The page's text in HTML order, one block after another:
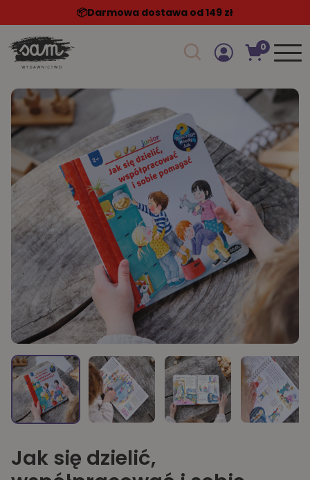
📦️Darmowa dostawa od 149 zł
0
Jak się dzielić,